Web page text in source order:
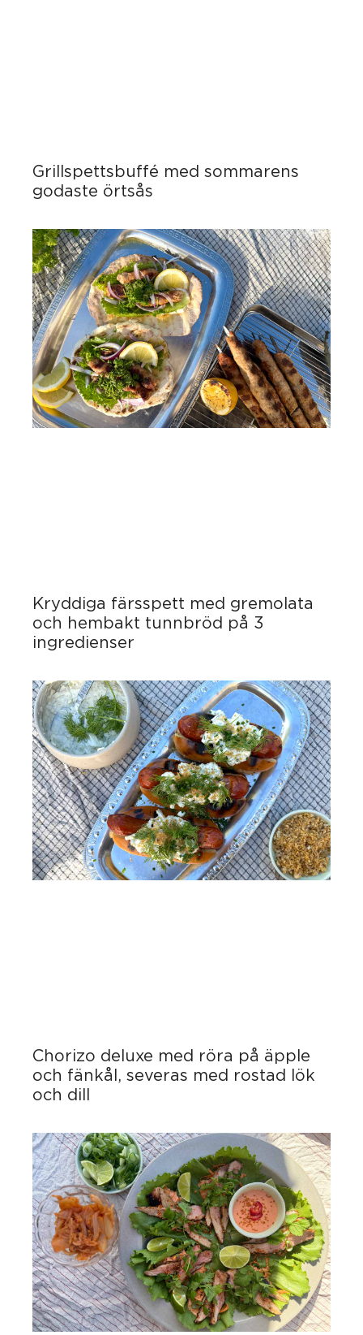
Grillspettsbuffé med sommarens
godaste örtsås
Kryddiga färsspett med gremolata
och hembakt tunnbröd på 3
ingredienser
Chorizo deluxe med röra på äpple
och fänkål, severas med rostad lök
och dill